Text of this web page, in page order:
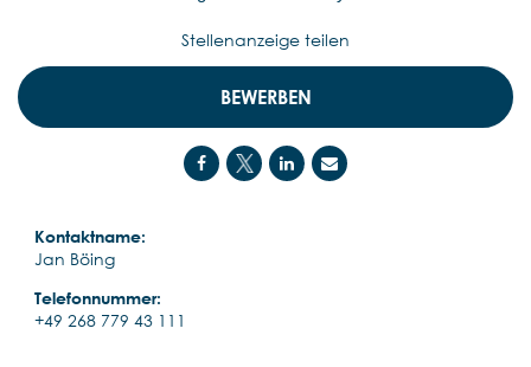
BEWERBEN
Kontaktname:
Jan Böing
Telefonnummer:
+49 268 779 43 111
Stellenanzeige teilen